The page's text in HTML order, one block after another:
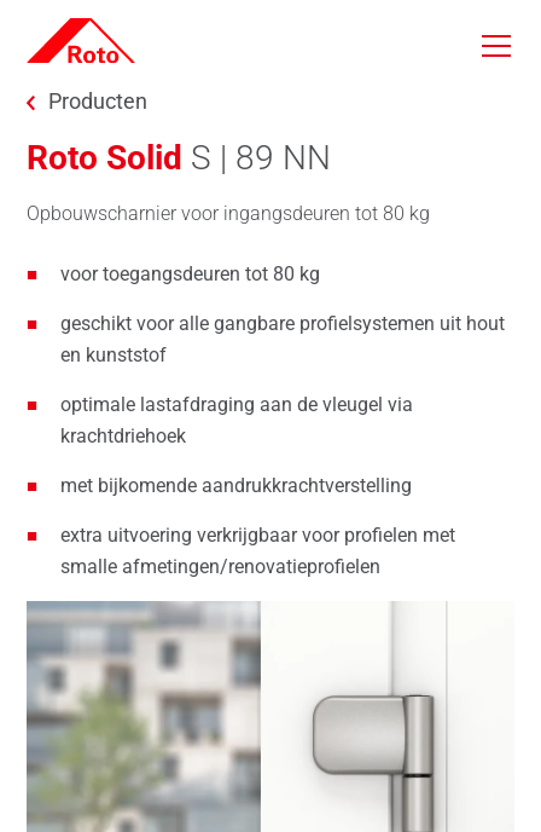
Skip to main content
You are here:
Producten
Roto Solid S | 89 NN
Opbouwscharnier voor ingangsdeuren tot 80 kg
voor toegangsdeuren tot 80 kg
geschikt voor alle gangbare profielsystemen uit hout
en kunststof
optimale lastafdraging aan de vleugel via
krachtdriehoek
met bijkomende aandrukkrachtverstelling
extra uitvoering verkrijgbaar voor profielen met
smalle afmetingen/renovatieprofielen